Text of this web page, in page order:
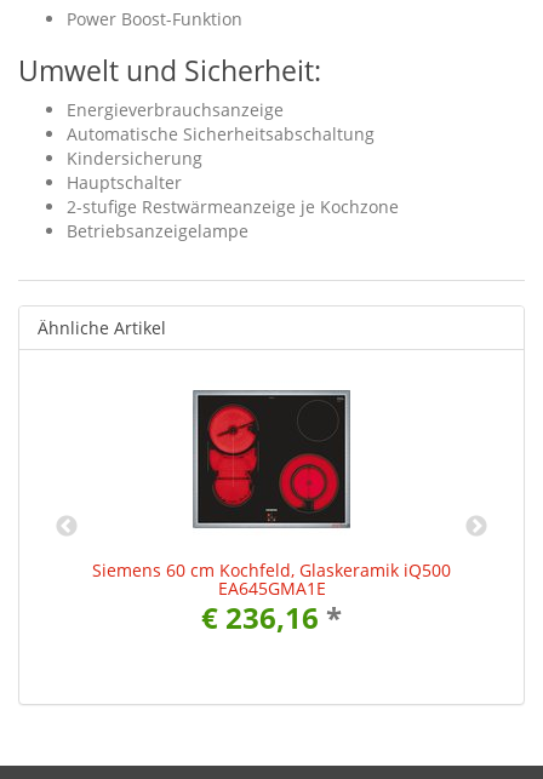
Power Boost-Funktion
Umwelt und Sicherheit:
Energieverbrauchsanzeige
Automatische Sicherheitsabschaltung
Kindersicherung
Hauptschalter
2-stufige Restwärmeanzeige je Kochzone
Betriebsanzeigelampe
Ähnliche Artikel
Siemens 60 cm Kochfeld, Glaskeramik iQ500
EA645GMA1E
€ 236,16 *